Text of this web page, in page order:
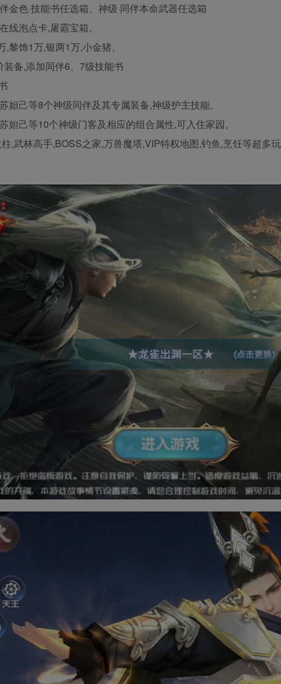
金色·技能书任选箱、神级·同伴本命武器任选箱
线泡点卡,屠霸宝箱。
黎饰1万,银两1万,小金猪。
备,添加同伴6、7级技能书
妲己等8个神级同伴及其专属装备,神级护主技能。
妲己等10个神级门客及相应的组合属性,可入住家园。
,武林高手,BOSS之家,万兽魔塔,VIP特权地图,钓鱼,烹饪等超多